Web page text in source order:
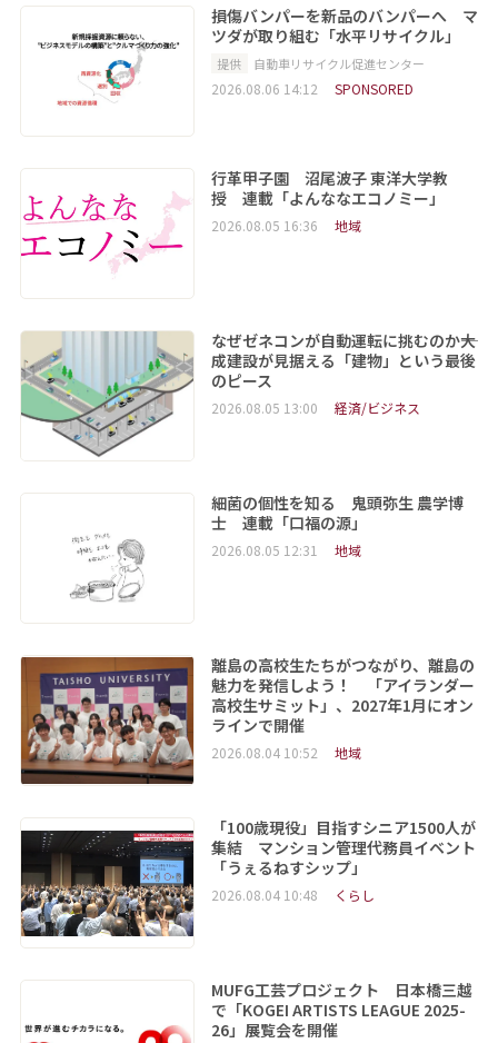
損傷バンパーを新品のバンパーへ マ
ツダが取り組む「水平リサイクル」
提供 自動車リサイクル促進センター
2026.08.06 14:12 SPONSORED
行革甲子園 沼尾波子 東洋大学教
授 連載「よんななエコノミー」
2026.08.05 16:36 地域
なぜゼネコンが自動運転に挑むのか――大
成建設が見据える「建物」という最後
のピース
2026.08.05 13:00 経済/ビジネス
細菌の個性を知る 鬼頭弥生 農学博
士 連載「口福の源」
2026.08.05 12:31 地域
離島の高校生たちがつながり、離島の
魅力を発信しよう！ 「アイランダー
高校生サミット」、2027年1月にオン
ラインで開催
2026.08.04 10:52 地域
「100歳現役」目指すシニア1500人が
集結 マンション管理代務員イベント
「うぇるねすシップ」
2026.08.04 10:48 くらし
MUFG工芸プロジェクト 日本橋三越
で「KOGEI ARTISTS LEAGUE 2025-
26」展覧会を開催